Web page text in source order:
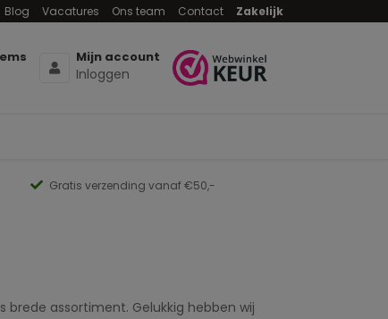
Blog Vacatures Ons team Contact Zakelijk
Mijn account
Inloggen
Gratis verzending vanaf €50,-
assortiment. Gelukkig hebben wij